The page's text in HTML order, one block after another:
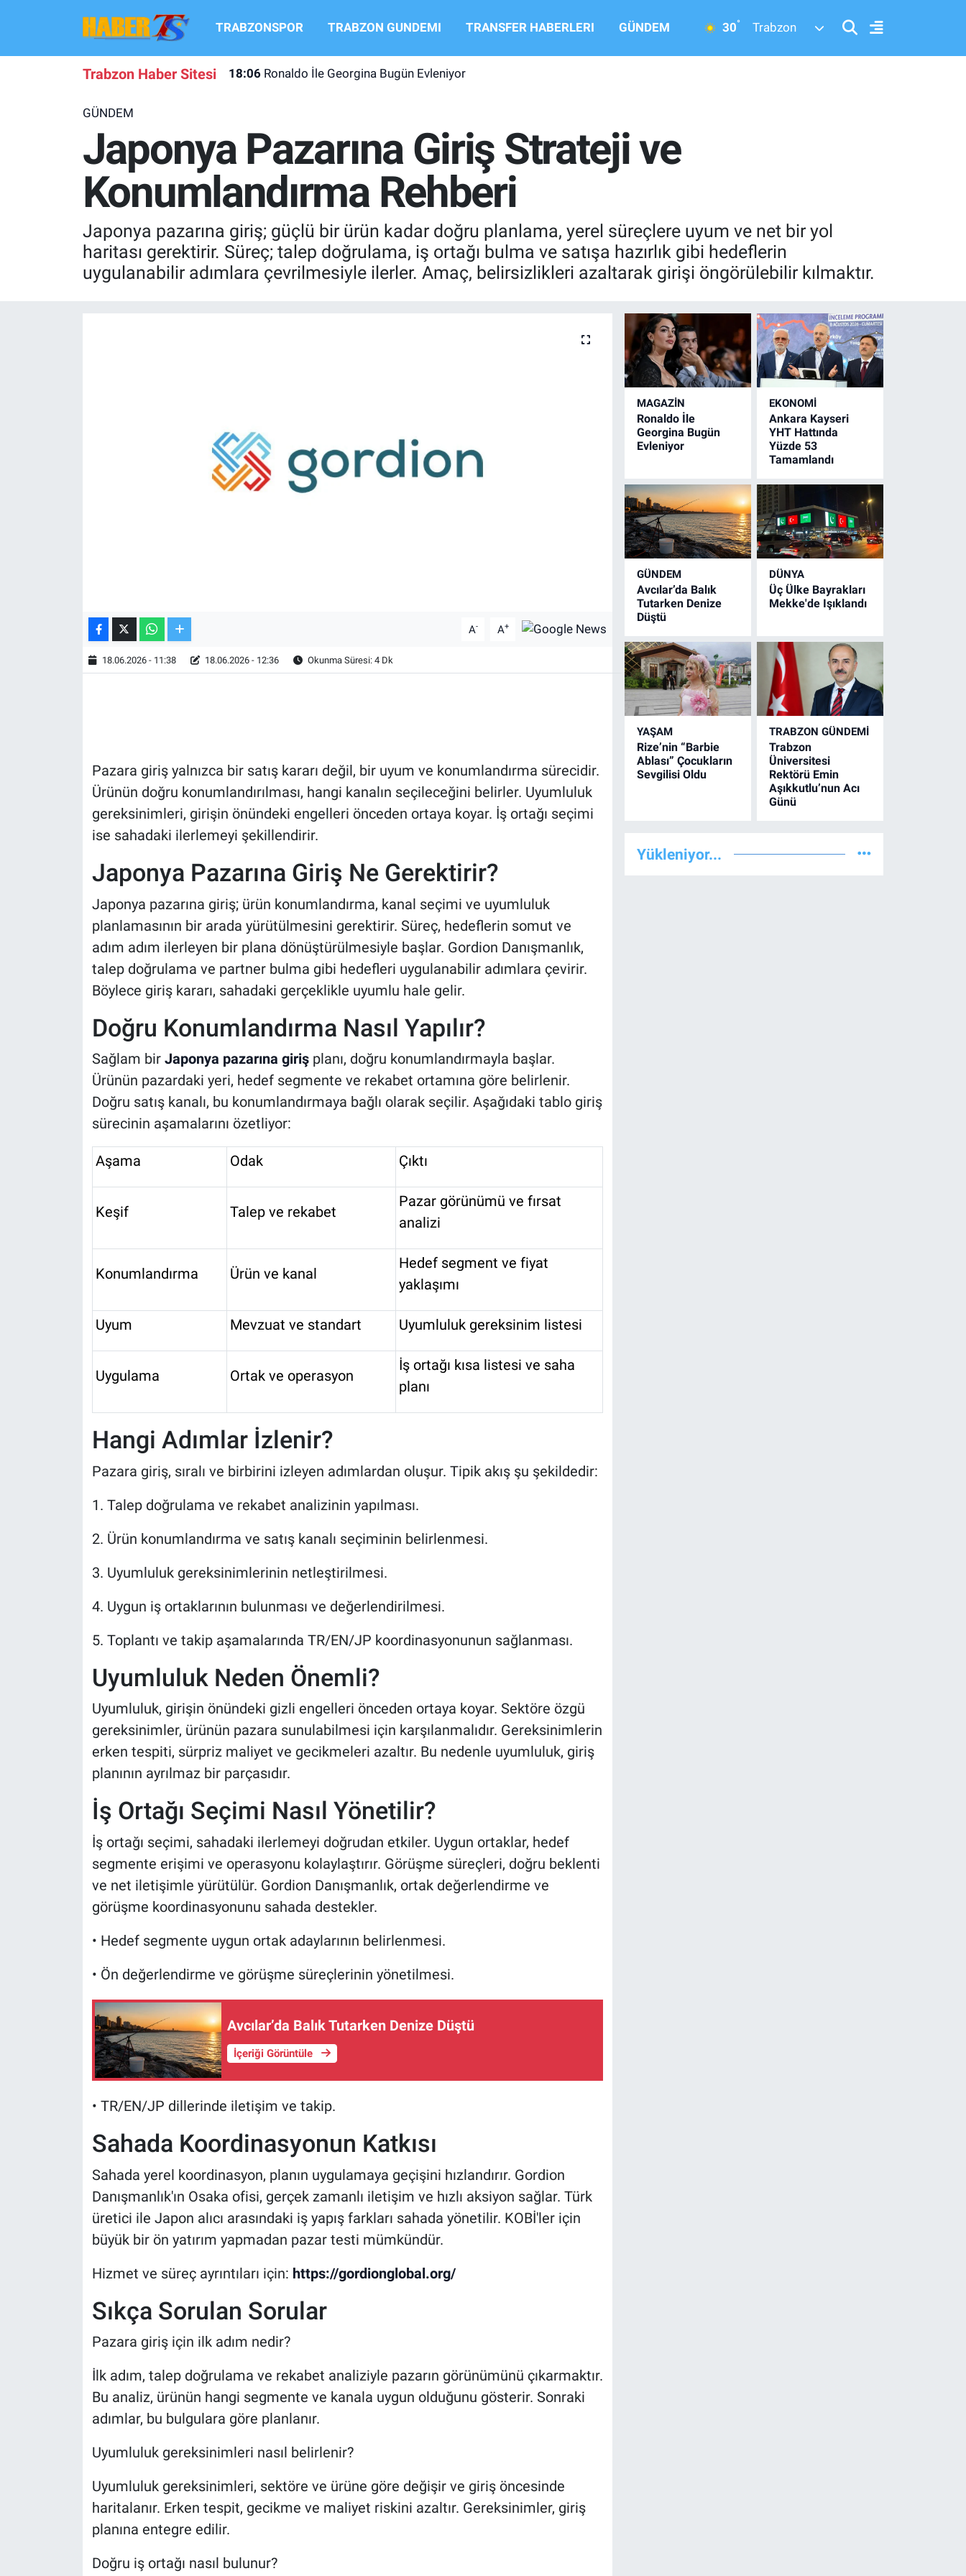
TRABZONSPOR TRABZON GUNDEMI TRANSFER HABERLERI GÜNDEM 30° Trabzon
Trabzon Haber Sitesi 18:06 Ronaldo İle Georgina Bugün Evleniyor
GÜNDEM
Japonya Pazarına Giriş Strateji ve
Konumlandırma Rehberi
Japonya pazarına giriş; güçlü bir ürün kadar doğru planlama, yerel süreçlere uyum ve net bir yol
haritası gerektirir. Süreç; talep doğrulama, iş ortağı bulma ve satışa hazırlık gibi hedeflerin
uygulanabilir adımlara çevrilmesiyle ilerler. Amaç, belirsizlikleri azaltarak girişi öngörülebilir kılmaktır.
A- A+
18.06.2026 - 11:38 18.06.2026 - 12:36 Okunma Süresi: 4 Dk
Pazara giriş yalnızca bir satış kararı değil, bir uyum ve konumlandırma sürecidir.
Ürünün doğru konumlandırılması, hangi kanalın seçileceğini belirler. Uyumluluk
gereksinimleri, girişin önündeki engelleri önceden ortaya koyar. İş ortağı seçimi
ise sahadaki ilerlemeyi şekillendirir.
Japonya Pazarına Giriş Ne Gerektirir?
Japonya pazarına giriş; ürün konumlandırma, kanal seçimi ve uyumluluk
planlamasının bir arada yürütülmesini gerektirir. Süreç, hedeflerin somut ve
adım adım ilerleyen bir plana dönüştürülmesiyle başlar. Gordion Danışmanlık,
talep doğrulama ve partner bulma gibi hedefleri uygulanabilir adımlara çevirir.
Böylece giriş kararı, sahadaki gerçeklikle uyumlu hale gelir.
Doğru Konumlandırma Nasıl Yapılır?
Sağlam bir Japonya pazarına girişplanı, doğru konumlandırmayla başlar.
Ürünün pazardaki yeri, hedef segmente ve rekabet ortamına göre belirlenir.
Doğru satış kanalı, bu konumlandırmaya bağlı olarak seçilir. Aşağıdaki tablo giriş
sürecinin aşamalarını özetliyor:
Aşama Odak Çıktı
Keşif Talep ve rekabet
Pazar görünümü ve fırsat
analizi
Konumlandırma Ürün ve kanal
Hedef segment ve fiyat
yaklaşımı
Uyum Mevzuat ve standart Uyumluluk gereksinim listesi
Uygulama Ortak ve operasyon
İş ortağı kısa listesi ve saha
planı
Hangi Adımlar İzlenir?
Pazara giriş, sıralı ve birbirini izleyen adımlardan oluşur. Tipik akış şu şekildedir:
1. Talep doğrulama ve rekabet analizinin yapılması.
2. Ürün konumlandırma ve satış kanalı seçiminin belirlenmesi.
3. Uyumluluk gereksinimlerinin netleştirilmesi.
4. Uygun iş ortaklarının bulunması ve değerlendirilmesi.
5. Toplantı ve takip aşamalarında TR/EN/JP koordinasyonunun sağlanması.
Uyumluluk Neden Önemli?
Uyumluluk, girişin önündeki gizli engelleri önceden ortaya koyar. Sektöre özgü
gereksinimler, ürünün pazara sunulabilmesi için karşılanmalıdır. Gereksinimlerin
erken tespiti, sürpriz maliyet ve gecikmeleri azaltır. Bu nedenle uyumluluk, giriş
planının ayrılmaz bir parçasıdır.
İş Ortağı Seçimi Nasıl Yönetilir?
İş ortağı seçimi, sahadaki ilerlemeyi doğrudan etkiler. Uygun ortaklar, hedef
segmente erişimi ve operasyonu kolaylaştırır. Görüşme süreçleri, doğru beklenti
ve net iletişimle yürütülür. Gordion Danışmanlık, ortak değerlendirme ve
görüşme koordinasyonunu sahada destekler.
• Hedef segmente uygun ortak adaylarının belirlenmesi.
• Ön değerlendirme ve görüşme süreçlerinin yönetilmesi.
Avcılar’da Balık Tutarken Denize Düştü
İçeriği Görüntüle
• TR/EN/JP dillerinde iletişim ve takip.
Sahada Koordinasyonun Katkısı
Sahada yerel koordinasyon, planın uygulamaya geçişini hızlandırır. Gordion
Danışmanlık'ın Osaka ofisi, gerçek zamanlı iletişim ve hızlı aksiyon sağlar. Türk
üretici ile Japon alıcı arasındaki iş yapış farkları sahada yönetilir. KOBİ'ler için
büyük bir ön yatırım yapmadan pazar testi mümkündür.
Hizmet ve süreç ayrıntıları için: https://gordionglobal.org/
Sıkça Sorulan Sorular
Pazara giriş için ilk adım nedir?
İlk adım, talep doğrulama ve rekabet analiziyle pazarın görünümünü çıkarmaktır.
Bu analiz, ürünün hangi segmente ve kanala uygun olduğunu gösterir. Sonraki
adımlar, bu bulgulara göre planlanır.
Uyumluluk gereksinimleri nasıl belirlenir?
Uyumluluk gereksinimleri, sektöre ve ürüne göre değişir ve giriş öncesinde
haritalanır. Erken tespit, gecikme ve maliyet riskini azaltır. Gereksinimler, giriş
planına entegre edilir.
Doğru iş ortağı nasıl bulunur?
MAGAZİN
Ronaldo İle
Georgina Bugün
Evleniyor
EKONOMİ
Ankara Kayseri
YHT Hattında
Yüzde 53
Tamamlandı
GÜNDEM
Avcılar’da Balık
Tutarken Denize
Düştü
DÜNYA
Üç Ülke Bayrakları
Mekke'de Işıklandı
YAŞAM
Rize’nin “Barbie
Ablası” Çocukların
Sevgilisi Oldu
TRABZON GÜNDEMİ
Trabzon
Üniversitesi
Rektörü Emin
Aşıkkutlu’nun Acı
Günü
Yükleniyor...
TRABZONSPOR
TRANSFER HABERLERI
KULİS MEYDANI
1461 TRABZON
FUTBOL
HABERDE İNSAN
MAGAZİN
Bilim, Teknoloji
Hava Durumu
Tüm Manşetler
Son Dakika Haberleri
Haber Arşivi